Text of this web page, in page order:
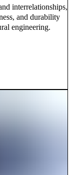
interrelationships,
and durability
engineering.